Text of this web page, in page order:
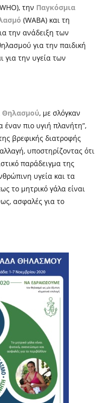
την Παγκόσμια
(WABA) και τη
την ανάδειξη των
για την παιδική
για την υγεία των
Θηλασμού, με σλόγκαν
έναν πιο υγιή πλανήτη”,
βρεφικής διατροφής
υποστηρίζοντας ότι
παράδειγμα της
υγεία και τα
το μητρικό γάλα είναι
ασφαλές για το